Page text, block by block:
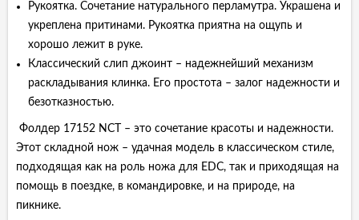
Рукоятка. Сочетание натурального перламутра. Украшена и
укреплена притинами. Рукоятка приятна на ощупь и
хорошо лежит в руке.
Классический слип джоинт – надежнейший механизм
раскладывания клинка. Его простота – залог надежности и
безотказностью.
Фолдер 17152 NCT – это сочетание красоты и надежности.
Этот складной нож – удачная модель в классическом стиле,
подходящая как на роль ножа для EDC, так и приходящая на
помощь в поездке, в командировке, и на природе, на
пикнике.